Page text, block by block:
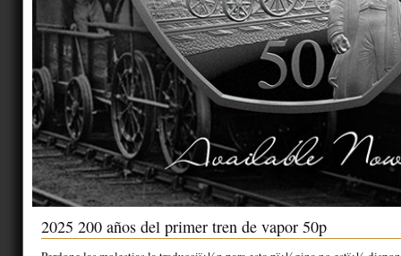
2025 200 años del primer tren de vapor 50p